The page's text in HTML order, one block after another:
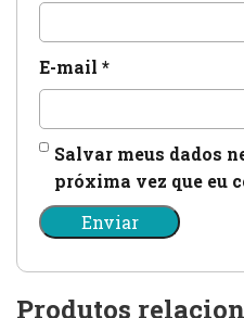
E-mail *
Salvar meus dados
próxima vez que eu
Produtos